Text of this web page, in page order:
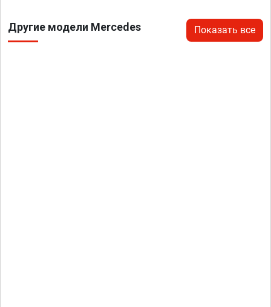
Другие модели Mercedes Показать все